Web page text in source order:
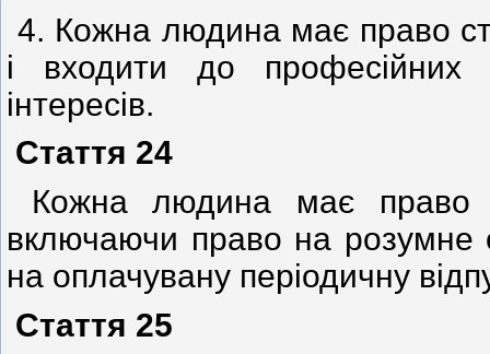
4. Кожна людина має право
і входити до професійних
інтересів.
Стаття 24
Кожна людина має право
включаючи право на розумне
на оплачувану періодичну
Стаття 25